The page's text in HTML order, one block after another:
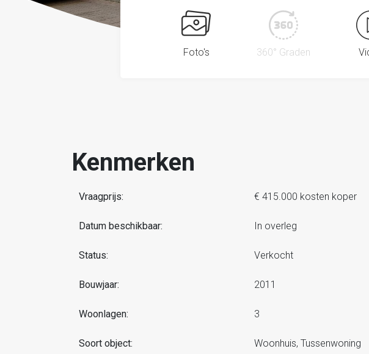
Foto's 360° Graden
Kenmerken
Vraagprijs: € 415.000 kosten koper
Datum beschikbaar: In overleg
Status: Verkocht
Bouwjaar: 2011
Woonlagen: 3
Soort object: Woonhuis, Tussenwoning